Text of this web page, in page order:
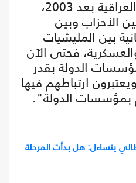
وأشار إلى أن "الدولة العراقية بعد 2003،
الأحزاب وبين
بين المليشيات
فحتى الآن
الدولة بقدر
ارتباطهم فيها
بمؤسسات الدولة".
يتساءل: هل بدأت المرحلة